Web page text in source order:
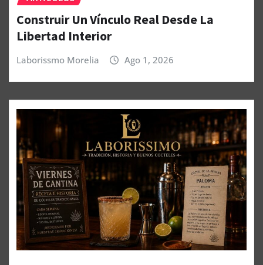
Construir Un Vínculo Real Desde La
Libertad Interior
Laborissmo Morelia Ago 1, 2026